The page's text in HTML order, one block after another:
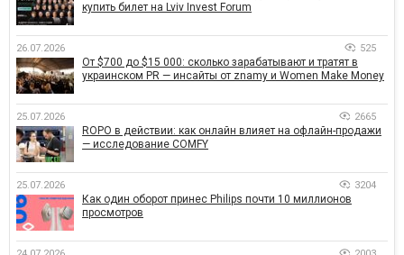
купить билет на Lviv Invest Forum
26.07.2026 525
От $700 до $15 000: сколько зарабатывают и тратят в
украинском PR — инсайты от znamy и Women Make Money
25.07.2026 2665
ROPO в действии: как онлайн влияет на офлайн-продажи
— исследование COMFY
25.07.2026 3204
Как один оборот принес Philips почти 10 миллионов
просмотров